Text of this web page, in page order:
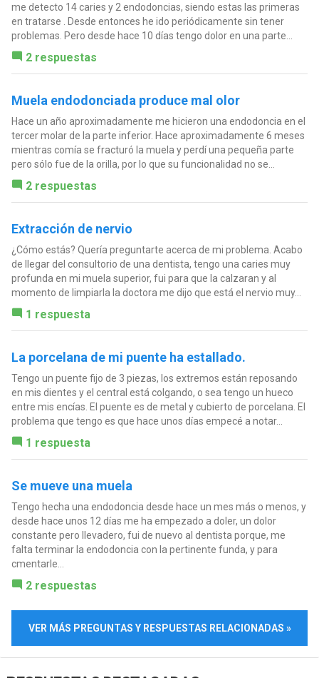
me detecto 14 caries y 2 endodoncias, siendo estas las primeras
en tratarse . Desde entonces he ido periódicamente sin tener
problemas. Pero desde hace 10 días tengo dolor en una parte...
2 respuestas
Muela endodonciada produce mal olor
Hace un año aproximadamente me hicieron una endodoncia en el
tercer molar de la parte inferior. Hace aproximadamente 6 meses
mientras comía se fracturó la muela y perdí una pequeña parte
pero sólo fue de la orilla, por lo que su funcionalidad no se...
2 respuestas
Extracción de nervio
¿Cómo estás? Quería preguntarte acerca de mi problema. Acabo
de llegar del consultorio de una dentista, tengo una caries muy
profunda en mi muela superior, fui para que la calzaran y al
momento de limpiarla la doctora me dijo que está el nervio muy...
1 respuesta
La porcelana de mi puente ha estallado.
Tengo un puente fijo de 3 piezas, los extremos están reposando
en mis dientes y el central está colgando, o sea tengo un hueco
entre mis encías. El puente es de metal y cubierto de porcelana. El
problema que tengo es que hace unos días empecé a notar...
1 respuesta
Se mueve una muela
Tengo hecha una endodoncia desde hace un mes más o menos, y
desde hace unos 12 días me ha empezado a doler, un dolor
constante pero llevadero, fui de nuevo al dentista porque, me
falta terminar la endodoncia con la pertinente funda, y para
cmentarle...
2 respuestas
VER MÁS PREGUNTAS Y RESPUESTAS RELACIONADAS »